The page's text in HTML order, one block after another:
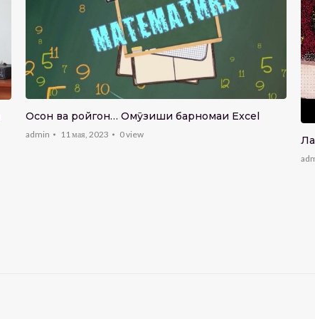
Осон ва ройгон… Омӯзиши барномаи Excel
admin 11 мая, 2023 0view